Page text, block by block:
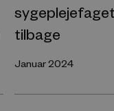
tilbage
Januar 2024